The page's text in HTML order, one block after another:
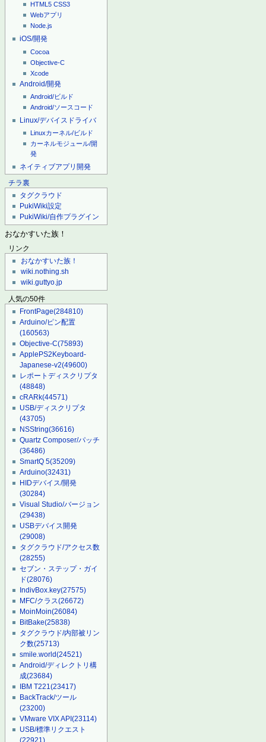
HTML5 CSS3
Webアプリ
Node.js
iOS/開発
Cocoa
Objective-C
Xcode
Android/開発
Android/ビルド
Android/ソースコード
Linux/デバイスドライバ
Linuxカーネル/ビルド
カーネルモジュール/開
発
ネイティブアプリ開発
チラ裏
タグクラウド
PukiWiki設定
PukiWiki/自作プラグイン
おなかすいた族！
リンク
おなかすいた族！
wiki.nothing.sh
wiki.guttyo.jp
人気の50件
FrontPage(284810)
Arduino/ピン配置
(160563)
Objective-C(75893)
ApplePS2Keyboard-
Japanese-v2(49600)
レポートディスクリプタ
(48848)
cRARk(44571)
USB/ディスクリプタ
(43705)
NSString(36616)
Quartz Composer/パッチ
(36486)
SmartQ 5(35209)
Arduino(32431)
HIDデバイス/開発
(30284)
Visual Studio/バージョン
(29438)
USBデバイス開発
(29008)
タグクラウド/アクセス数
(28255)
セブン・ステップ・ガイ
ド(28076)
IndivBox.key(27575)
MFC/クラス(26672)
MoinMoin(26084)
BitBake(25838)
タグクラウド/内部被リン
ク数(25713)
smile.world(24521)
Android/ディレクトリ構
成(23684)
IBM T221(23417)
BackTrack/ツール
(23200)
VMware VIX API(23114)
USB/標準リクエスト
(22921)